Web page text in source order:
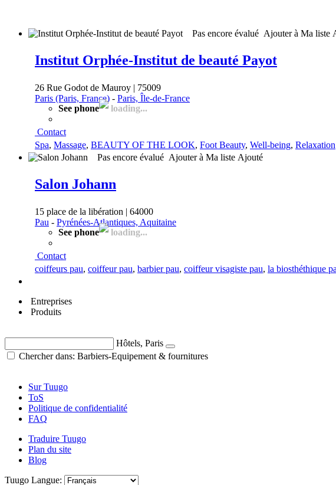
Pas encore évalué Ajouter à Ma liste
Institut Orphée-Institut de beauté Payot
26 Rue Godot de Mauroy | 75009
Paris (Paris, France) - Paris, Île-de-France
See phone
loading...
Contact
Spa, Massage, BEAUTY OF THE LOOK, Foot Beauty, Well-being, Relaxation
Pas encore évalué Ajouter à Ma liste Ajouté
Salon Johann
15 place de la libération | 64000
Pau - Pyrénées-Atlantiques, Aquitaine
See phone
loading...
Contact
coiffeurs pau, coiffeur pau, barbier pau, coiffeur visagiste pau, la biosthéthique
Entreprises
Produits
Hôtels, Paris
Chercher dans: Barbiers-Equipement & fournitures
Sur Tuugo
ToS
Politique de confidentialité
FAQ
Traduire Tuugo
Plan du site
Blog
Tuugo Langue: